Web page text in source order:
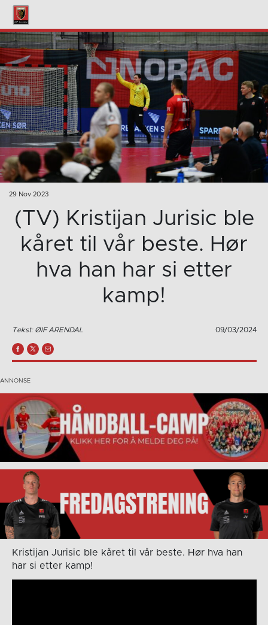
29 Nov 2023
(TV) Kristijan Jurisic ble
kåret til vår beste. Hør
hva han har si etter
kamp!
Tekst: ØIF ARENDAL 09/03/2024
Kristijan Jurisic ble kåret til vår beste. Hør hva han
har si etter kamp!